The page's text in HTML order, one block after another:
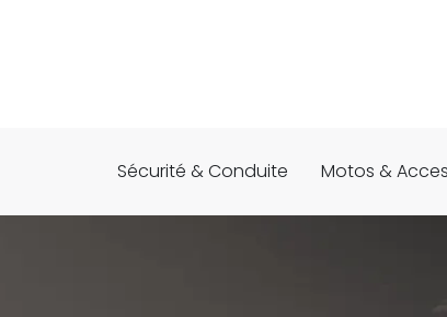
Sécurité & Conduite Motos &